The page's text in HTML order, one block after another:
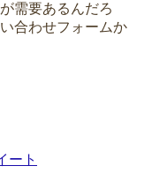
需要あるんだろ
合わせフォームか
ート